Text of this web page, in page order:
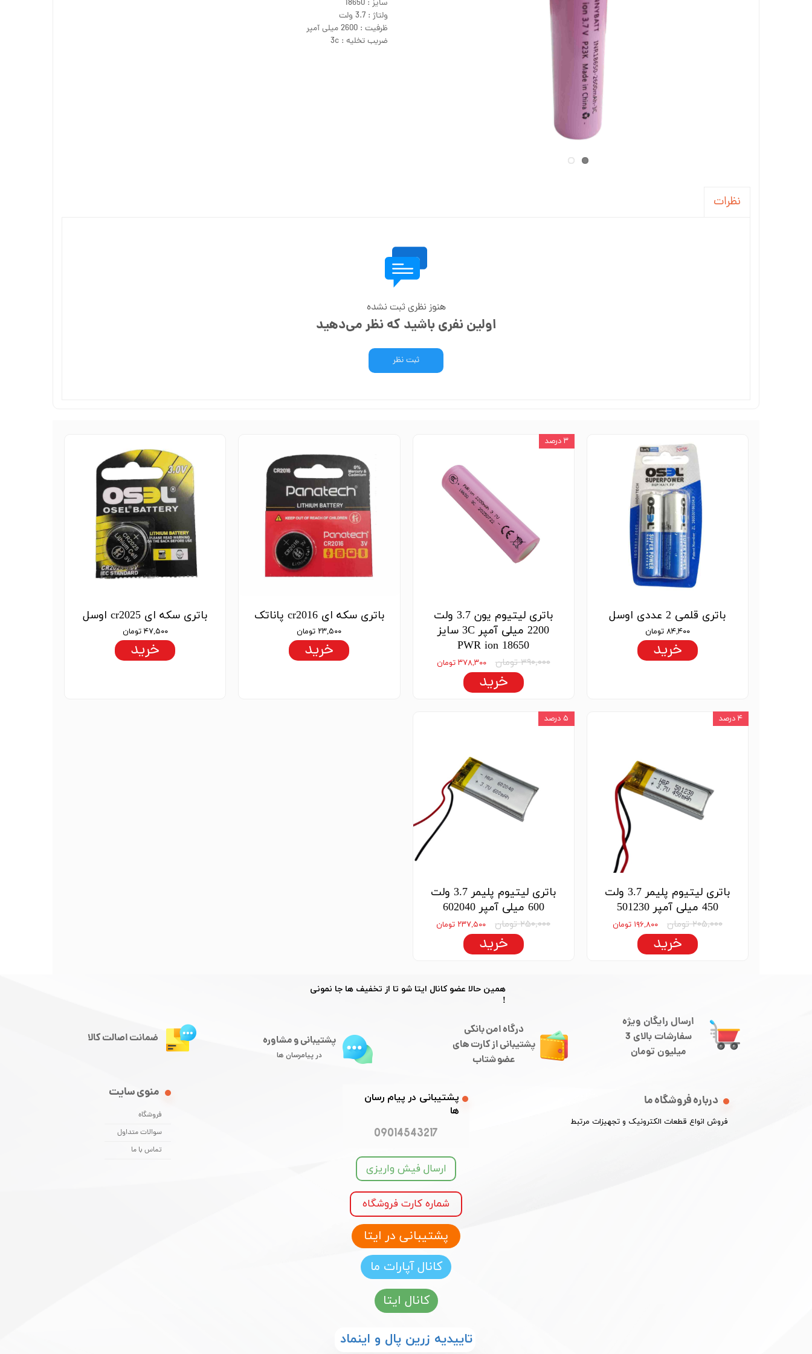
سایز : 18650
ولتاژ : 3.7 ولت
ظرفیت : 2600 میلی آمپر
ضریب تخلیه : 3c
نظرات
هنوز نظری ثبت نشده
اولین نفری باشید که نظر می‌دهید
ثبت نظر
باتری قلمی 2 عددی اوسل
۸۴,۴۰۰ تومان
خرید
باتری لیتیوم یون 3.7 ولت
2200 میلی آمپر 3C سایز
18650 PWR ion
۳۹۰,۰۰۰ تومان ۳۷۸,۳۰۰ تومان
خرید
۳ درصد
باتری سکه ای cr2016 پاناتک
۲۳,۵۰۰ تومان
خرید
باتری سکه ای cr2025 اوسل
۴۷,۵۰۰ تومان
خرید
باتری لیتیوم پلیمر 3.7 ولت
450 میلی آمپر 501230
۲۰۵,۰۰۰ تومان ۱۹۶,۸۰۰ تومان
خرید
۴ درصد
باتری لیتیوم پلیمر 3.7 ولت
600 میلی آمپر 602040
۲۵۰,۰۰۰ تومان ۲۳۷,۵۰۰ تومان
خرید
۵ درصد
ارسال رایگان ویژه
سفارشات بالای 3
میلیون تومان
درباره فروشگاه ما
​فروش انواع قطعات الکترونیک و تجهیزات مرتبط
منوی سایت
فروشگاه
سوالات متداول
تماس با ما
​​پشتیبانی در پیام رسان
ها
09014543217
درگاه امن بانکی
​​​​​​پشتیبانی از کارت های
​​​​​​​عضو شتاب
پشتیبانی و مشاوره
در پیامرسان ها
ضمانت اصالت کالا
کانال آپارات ما
​​تاییدیه زرین پال و اینماد
ارسال فیش واریزی
کانال ایتا
​​همین حالا عضو کانال ایتا شو تا از تخفیف ها جا نمونی
!
شماره کارت فروشگاه
پشتیبانی در ایتا